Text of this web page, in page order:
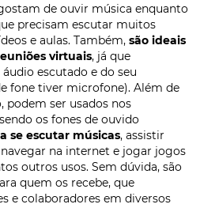
de ouvir música enquanto
precisam escutar muitos
e aulas. Também, são ideais
virtuais, já que
escutado e do seu
fone tiver microfone). Além de
podem ser usados nos
os fones de ouvido
se escutar músicas, assistir
na internet e jogar jogos
outros usos. Sem dúvida, são
quem os recebe, que
e colaboradores em diversos